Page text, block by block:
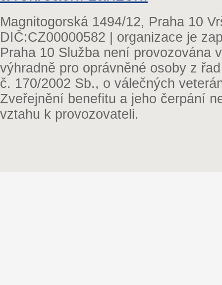
Magnitogorská 1494/12, Praha 10
DIČ:CZ00000582 | organizace je
Praha 10 Služba není provozována
výhradně pro oprávněné osoby z
č. 170/2002 Sb., o válečných
Zveřejnění benefitu a jeho čerpání
vztahu k provozovateli.